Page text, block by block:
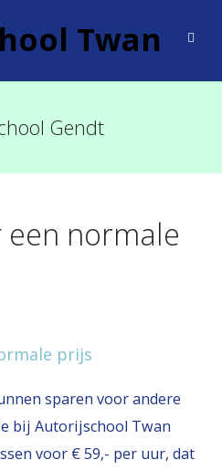
Gendt
een normale
sparen voor andere
bij Autorijschool Twan
voor € 59,- per uur, dat